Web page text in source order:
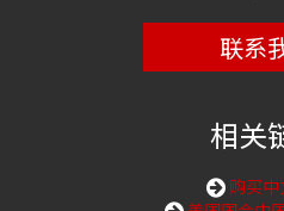
联系
相关
购买中